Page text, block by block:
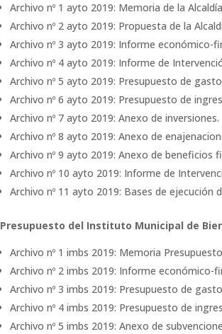
Archivo nº 1 ayto 2019: Memoria de la
Archivo nº 2 ayto 2019: Propuesta de la
Archivo nº 3 ayto 2019: Informe económico-
Archivo nº 4 ayto 2019: Informe de
Archivo nº 5 ayto 2019: Presupuesto de
Archivo nº 6 ayto 2019: Presupuesto de
Archivo nº 7 ayto 2019: Anexo de inversiones.
Archivo nº 8 ayto 2019: Anexo de
Archivo nº 9 ayto 2019: Anexo de beneficios
Archivo nº 10 ayto 2019: Informe de
Archivo nº 11 ayto 2019: Bases de ejecución
Presupuesto del Instituto Municipal de
Archivo nº 1 imbs 2019: Memoria
Archivo nº 2 imbs 2019: Informe económico-
Archivo nº 3 imbs 2019: Presupuesto de
Archivo nº 4 imbs 2019: Presupuesto de
Archivo nº 5 imbs 2019: Anexo de